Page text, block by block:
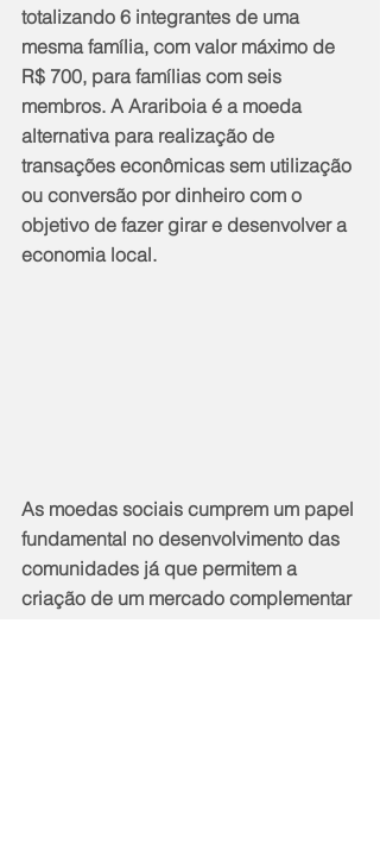
totalizando 6 integrantes de uma
mesma família, com valor máximo de
R$ 700, para famílias com seis
membros. A Arariboia é a moeda
alternativa para realização de
transações econômicas sem utilização
ou conversão por dinheiro com o
objetivo de fazer girar e desenvolver a
economia local.
As moedas sociais cumprem um papel
fundamental no desenvolvimento das
comunidades já que permitem a
criação de um mercado complementar